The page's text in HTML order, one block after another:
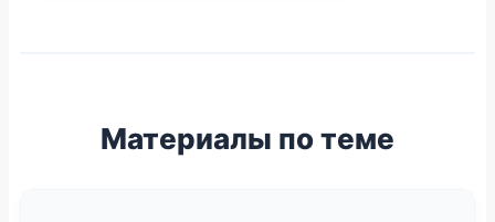
Материалы по теме